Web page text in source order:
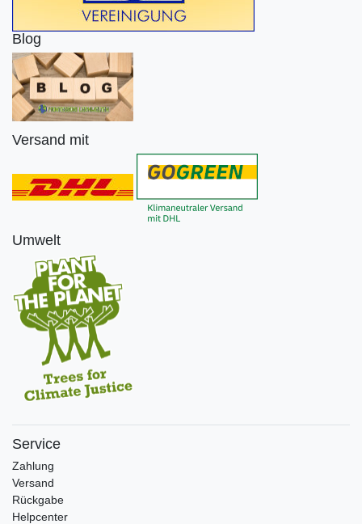
Blog
Versand mit
Umwelt
Service
Zahlung
Versand
Rückgabe
Helpcenter